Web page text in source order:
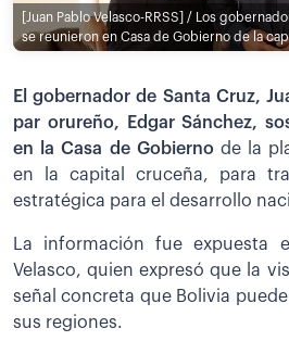
[Juan Pablo Velasco-RRSS] / Los
se reunieron en Casa de Gobierno de la
El gobernador de Santa Cruz,
par orureño, Edgar Sánchez,
en la Casa de Gobiernode la
en la capital cruceña, para
estratégica para el desarrollo
La información fue expuesta
Velasco, quien expresó que la
señal concreta que Bolivia
sus regiones.